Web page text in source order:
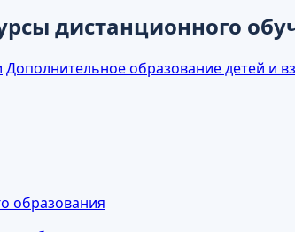
дистанционного
Дополнительное образование детей и
образования